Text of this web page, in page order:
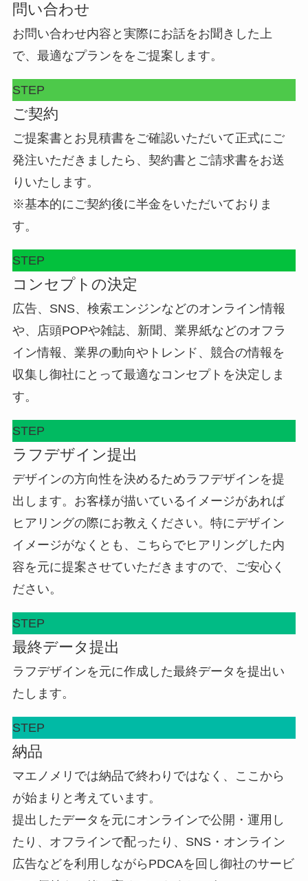
問い合わせ
お問い合わせ内容と実際にお話をお聞きした上
で、最適なプランををご提案します。
STEP
ご契約
ご提案書とお見積書をご確認いただいて正式にご
発注いただきましたら、契約書とご請求書をお送
りいたします。
※基本的にご契約後に半金をいただいておりま
す。
STEP
コンセプトの決定
広告、SNS、検索エンジンなどのオンライン情報
や、店頭POPや雑誌、新聞、業界紙などのオフラ
イン情報、業界の動向やトレンド、競合の情報を
収集し御社にとって最適なコンセプトを決定しま
す。
STEP
ラフデザイン提出
デザインの方向性を決めるためラフデザインを提
出します。お客様が描いているイメージがあれば
ヒアリングの際にお教えください。特にデザイン
イメージがなくとも、こちらでヒアリングした内
容を元に提案させていただきますので、ご安心く
ださい。
STEP
最終データ提出
ラフデザインを元に作成した最終データを提出い
たします。
STEP
納品
マエノメリでは納品で終わりではなく、ここから
が始まりと考えています。
提出したデータを元にオンラインで公開・運用し
たり、オフラインで配ったり、SNS・オンライン
広告などを利用しながらPDCAを回し御社のサービ